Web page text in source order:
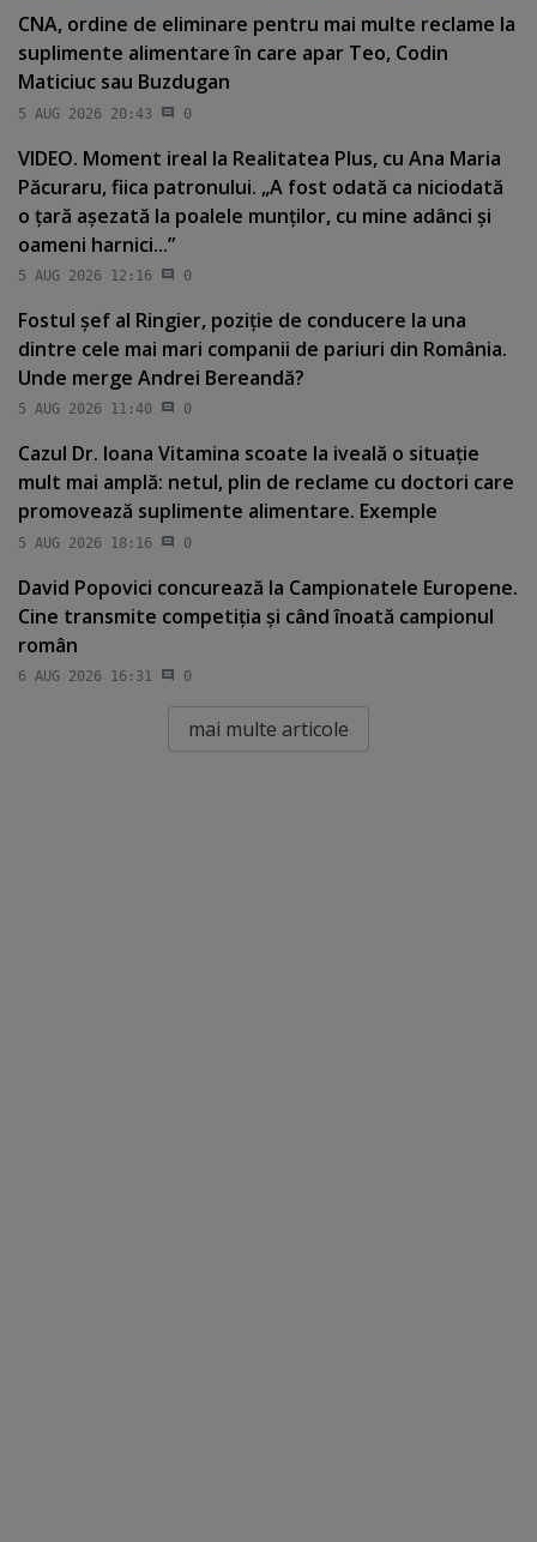
CNA, ordine de eliminare pentru mai multe reclame la
suplimente alimentare în care apar Teo, Codin
Maticiuc sau Buzdugan
5 AUG 2026 20:43 0
VIDEO. Moment ireal la Realitatea Plus, cu Ana Maria
Păcuraru, fiica patronului. „A fost odată ca niciodată
o ţară aşezată la poalele munţilor, cu mine adânci şi
oameni harnici...”
5 AUG 2026 12:16 0
Fostul şef al Ringier, poziţie de conducere la una
dintre cele mai mari companii de pariuri din România.
Unde merge Andrei Bereandă?
5 AUG 2026 11:40 0
Cazul Dr. Ioana Vitamina scoate la iveală o situaţie
mult mai amplă: netul, plin de reclame cu doctori care
promovează suplimente alimentare. Exemple
5 AUG 2026 18:16 0
David Popovici concurează la Campionatele Europene.
Cine transmite competiţia şi când înoată campionul
român
6 AUG 2026 16:31 0
mai multe articole